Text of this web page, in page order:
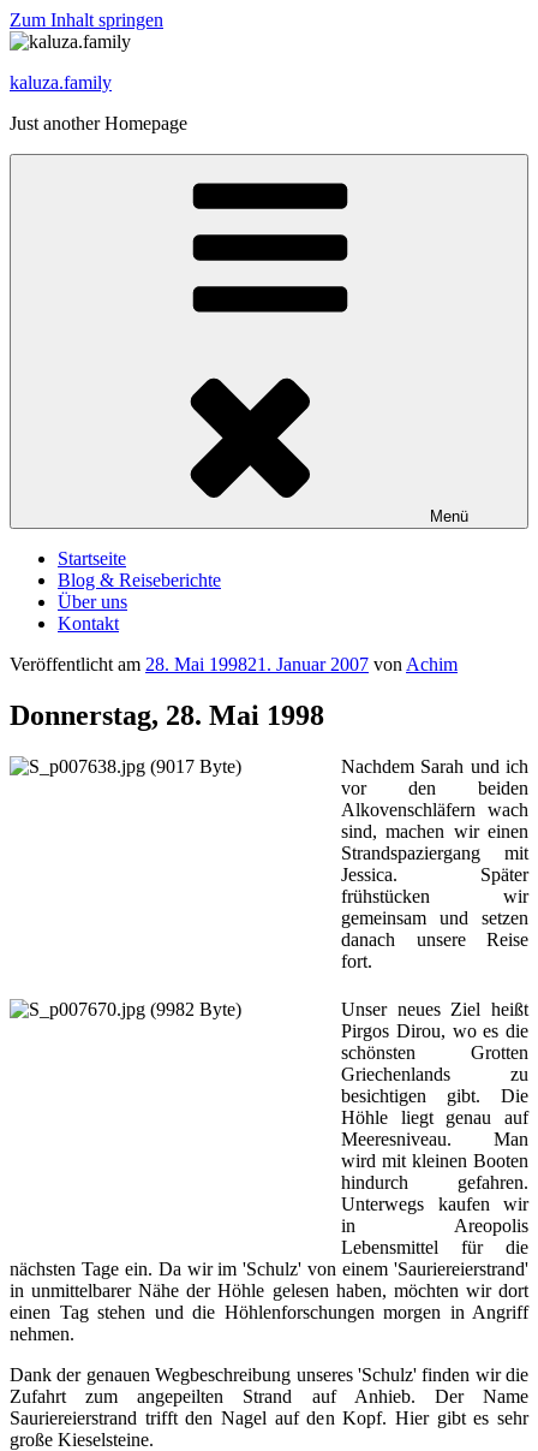
Zum Inhalt springen
kaluza.family
Just another Homepage
Menü
Startseite
Blog & Reiseberichte
Über uns
Kontakt
Veröffentlicht am 28. Mai 199821. Januar 2007 von Achim
Donnerstag, 28. Mai 1998
Nachdem Sarah und ich
vor den beiden
Alkovenschläfern wach
sind, machen wir einen
Strandspaziergang mit
Jessica. Später
frühstücken wir
gemeinsam und setzen
danach unsere Reise
fort.
Unser neues Ziel heißt
Pirgos Dirou, wo es die
schönsten Grotten
Griechenlands zu
besichtigen gibt. Die
Höhle liegt genau auf
Meeresniveau. Man
wird mit kleinen Booten
hindurch gefahren.
Unterwegs kaufen wir
in Areopolis
Lebensmittel für die
nächsten Tage ein. Da wir im 'Schulz' von einem 'Sauriereierstrand'
in unmittelbarer Nähe der Höhle gelesen haben, möchten wir dort
einen Tag stehen und die Höhlenforschungen morgen in Angriff
nehmen.
Dank der genauen Wegbeschreibung unseres 'Schulz' finden wir die
Zufahrt zum angepeilten Strand auf Anhieb. Der Name
Sauriereierstrand trifft den Nagel auf den Kopf. Hier gibt es sehr
große Kieselsteine.